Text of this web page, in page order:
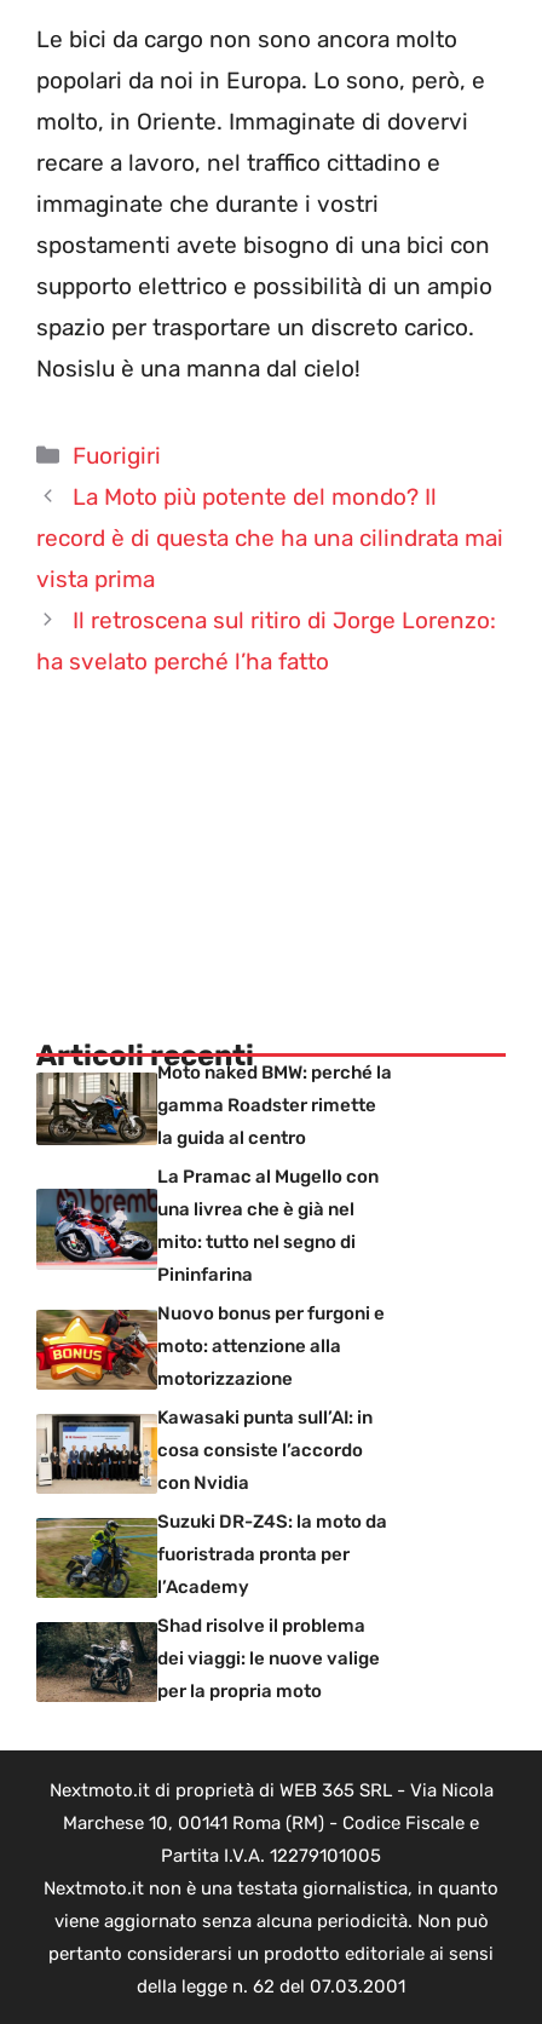
Le bici da cargo non sono ancora molto
popolari da noi in Europa. Lo sono, però, e
molto, in Oriente. Immaginate di dovervi
recare a lavoro, nel traffico cittadino e
immaginate che durante i vostri
spostamenti avete bisogno di una bici con
supporto elettrico e possibilità di un ampio
spazio per trasportare un discreto carico.
Nosislu è una manna dal cielo!
Categorie
Fuorigiri
La Moto più potente del mondo? Il
record è di questa che ha una cilindrata mai
vista prima
Il retroscena sul ritiro di Jorge Lorenzo:
ha svelato perché l’ha fatto
Articoli recentiMoto naked BMW: perché la
gamma Roadster rimette
la guida al centro
La Pramac al Mugello con
una livrea che è già nel
mito: tutto nel segno di
Pininfarina
Nuovo bonus per furgoni e
moto: attenzione alla
motorizzazione
Kawasaki punta sull’AI: in
cosa consiste l’accordo
con Nvidia
Suzuki DR-Z4S: la moto da
fuoristrada pronta per
l’Academy
Shad risolve il problema
dei viaggi: le nuove valige
per la propria moto
Nextmoto.it di proprietà di WEB 365 SRL - Via Nicola
Marchese 10, 00141 Roma (RM) - Codice Fiscale e
Partita I.V.A. 12279101005
Nextmoto.it non è una testata giornalistica, in quanto
viene aggiornato senza alcuna periodicità. Non può
pertanto considerarsi un prodotto editoriale ai sensi
della legge n. 62 del 07.03.2001